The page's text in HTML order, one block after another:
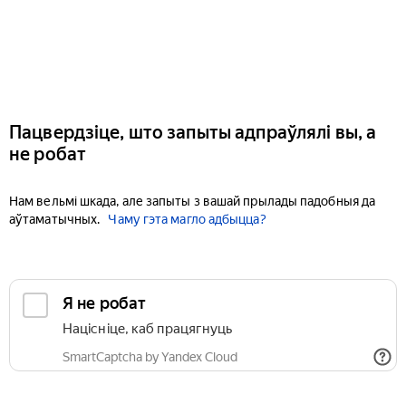
Пацвердзіце, што запыты адпраўлялі вы, а
не робат
Нам вельмі шкада, але запыты з вашай прылады падобныя да
аўтаматычных.
Чаму гэта магло адбыцца?
Я не робат
Націсніце, каб працягнуць
SmartCaptcha by Yandex Cloud